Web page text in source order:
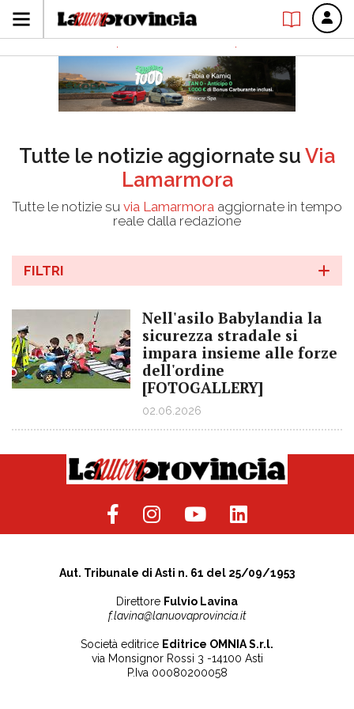
Tutte le notizie aggiornate su Via
Lamarmora
Tutte le notizie su via Lamarmora aggiornate in tempo
reale dalla redazione
FILTRI
Nell'asilo Babylandia la
sicurezza stradale si
impara insieme alle forze
dell'ordine
[FOTOGALLERY]
02.06.2026
Aut. Tribunale di Asti n. 61 del 25/09/1953
Direttore Fulvio Lavina
f.lavina@lanuovaprovincia.it
Società editrice Editrice OMNIA S.r.l.
via Monsignor Rossi 3 -14100 Asti
P.Iva 00080200058